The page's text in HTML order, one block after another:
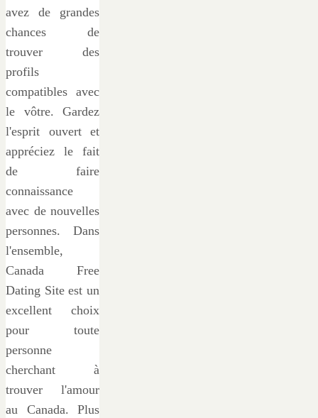
avez de grandes
chances de
trouver des
profils
compatibles avec
le vôtre. Gardez
l'esprit ouvert et
appréciez le fait
de faire
connaissance
avec de nouvelles
personnes. Dans
l'ensemble,
Canada Free
Dating Site est un
excellent choix
pour toute
personne
cherchant à
trouver l'amour
au Canada. Plus